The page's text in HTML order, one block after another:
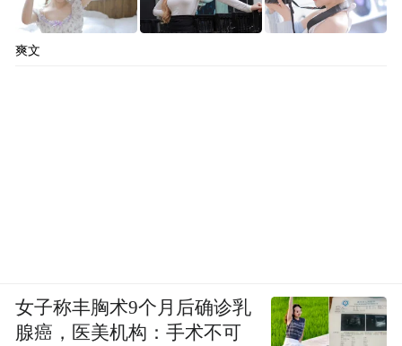
爽文
女子称丰胸术9个月后确诊乳
腺癌，医美机构：手术不可